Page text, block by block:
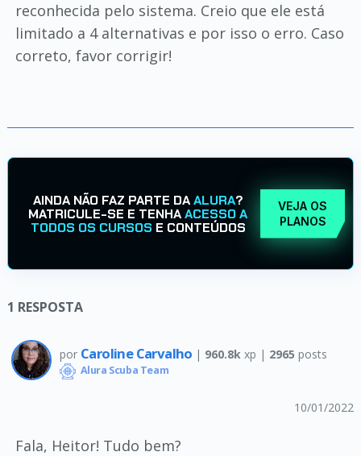
reconhecida pelo sistema. Creio que ele está
limitado a 4 alternativas e por isso o erro. Caso
correto, favor corrigir!
AINDA NÃO FAZ PARTE DAALURA?
MATRICULE-SE E TENHAACESSO A
TODOS OS CURSOS E CONTEÚDOS
VEJA OS
PLANOS
1 RESPOSTA
por Caroline Carvalho | 960.8k xp | 2965 posts
Alura Scuba Team
10/01/2022
Fala, Heitor! Tudo bem?